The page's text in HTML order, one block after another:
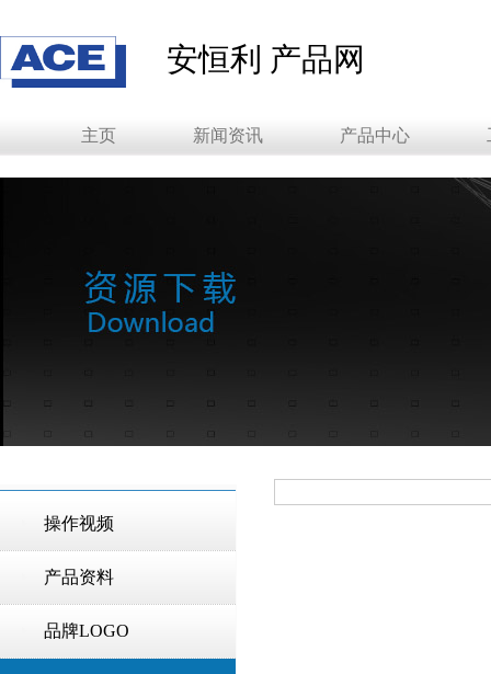
安恒利 产品网
主页 新闻资讯 产品中心
操作视频
产品资料
品牌LOGO